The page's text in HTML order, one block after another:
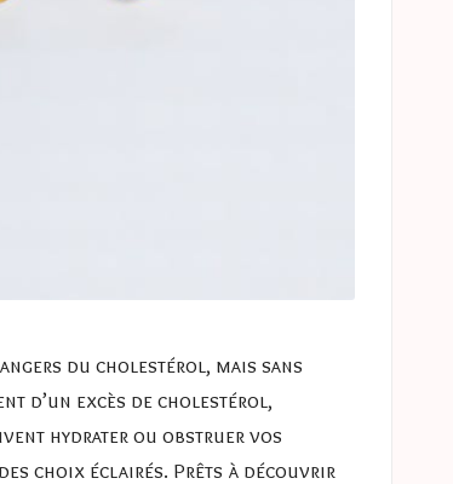
du cholestérol, mais sans
d’un excès de cholestérol,
hydrater ou obstruer vos
choix éclairés. Prêts à découvrir